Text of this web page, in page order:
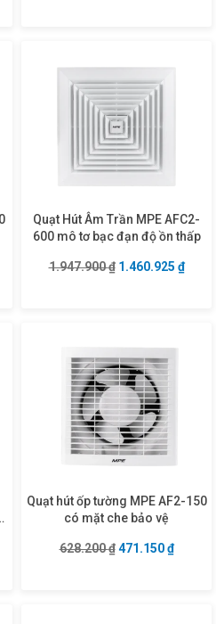
₫.
tại là: 454.050 ₫.
Quạt Hút Âm Trần MPE AFC2-
600 mô tơ bạc đạn độ ồn thấp
1.947.900₫ Giá gốc là:
1.460.925 ₫Giá
₫.
tại là: 789.825 ₫.
Quạt hút ốp tường MPE AF2-150
có mặt che bảo vệ
628.200₫ Giá gốc là:
471.150₫Giá